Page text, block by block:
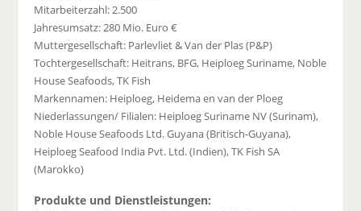
Mitarbeiterzahl: 2.500
Jahresumsatz: 280 Mio. Euro €
Muttergesellschaft: Parlevliet & Van der Plas (P&P)
Tochtergesellschaft: Heitrans, BFG, Heiploeg Suriname, Noble
House Seafoods, TK Fish
Markennamen: Heiploeg, Heidema en van der Ploeg
Niederlassungen/ Filialen: Heiploeg Suriname NV (Surinam),
Noble House Seafoods Ltd. Guyana (Britisch-Guyana),
Heiploeg Seafood India Pvt. Ltd. (Indien), TK Fish SA
(Marokko)
Produkte und Dienstleistungen: